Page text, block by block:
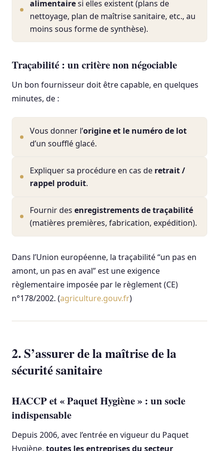
alimentairesi elles existent (plans de
nettoyage, plan de maîtrise sanitaire, etc., au
moins sous forme de synthèse).
Traçabilité : un critère non négociable
Un bon fournisseur doit être capable, en quelques
minutes, de :
Vous donner l’origine et le numéro de lot
d’un soufflé glacé.
Expliquer sa procédure en cas de retrait /
rappel produit.
Fournir des enregistrements de traçabilité
(matières premières, fabrication, expédition).
Dans l’Union européenne, la traçabilité “un pas en
amont, un pas en aval” est une exigence
règlementaire imposée par le règlement (CE)
n°178/2002. (agriculture.gouv.fr)
2. S’assurer de la maîtrise de la
sécurité sanitaire
HACCP et « Paquet Hygiène » : un socle
indispensable
Depuis 2006, avec l’entrée en vigueur du Paquet
Hygiène, toutes les entreprises du secteur